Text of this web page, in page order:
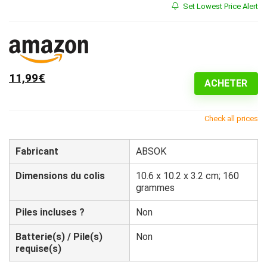
Set Lowest Price Alert
ACHETER
11,99€
Check all prices
Fabricant ‎ABSOK
Dimensions du colis
‎10.6 x 10.2 x 3.2 cm; 160
grammes
Piles incluses ? ‎Non
Batterie(s) / Pile(s)
requise(s)
‎Non